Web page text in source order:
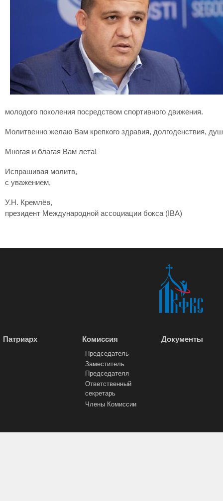
молодого поколения посредством спортивного движения.
Молитвенно желаю Вам крепкого здравия, долгоденствия,
Многая и благая Вам лета!
Испрашивая молитв,
с уважением,
У.Н. Кремлёв,
президент Международной ассоциации бокса (IBA)
Патриарх Комиссия
Председатель
Заместитель
Председателя
Ответственный
секретарь
Члены Комиссии
Документы